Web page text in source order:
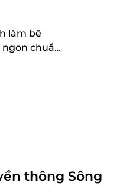
làm bê
ngon chuẩn
thông Sông